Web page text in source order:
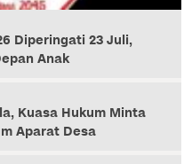
Diperingati 23 Juli,
Anak
Kuasa Hukum Minta
Aparat Desa